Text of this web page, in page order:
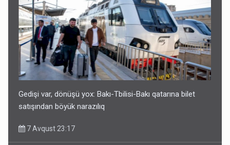
Gedişi var, dönüşü yox: Bakı-Tbilisi-Bakı qatarına bilet
satışından böyük narazılıq
7 Avqust 23:17